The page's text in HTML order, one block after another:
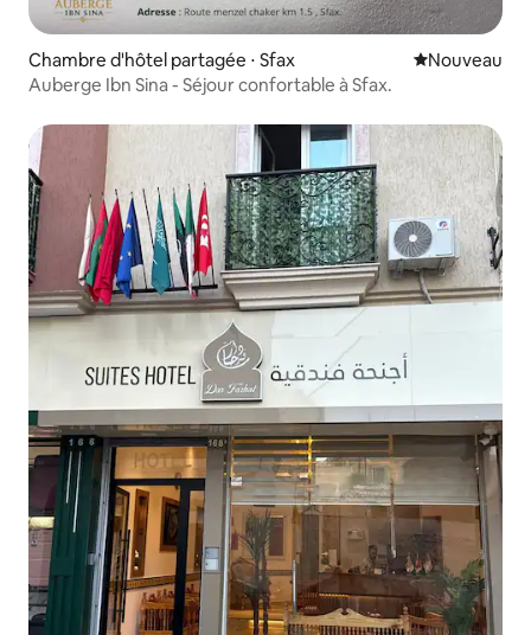
Chambre d'hôtel partagée ⋅ Sfax Nouvel
Nouveau
Auberge Ibn Sina - Séjour confortable à Sfax.